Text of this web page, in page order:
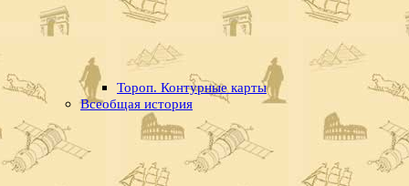
Тороп. Контурные карты
Всеобщая история